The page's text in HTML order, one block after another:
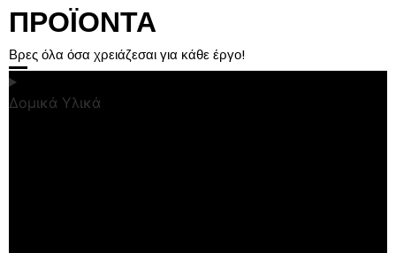
ΠΡΟΪΟΝΤΑ
Βρες όλα όσα χρειάζεσαι για κάθε έργο!
Δομικά Υλικά